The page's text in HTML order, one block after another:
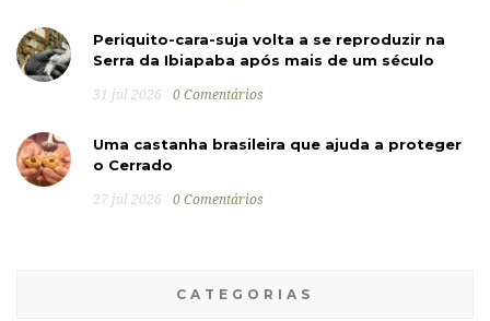
Periquito-cara-suja volta a se reproduzir na
Serra da Ibiapaba após mais de um século
31 jul 2026 0 Comentários
Uma castanha brasileira que ajuda a proteger
o Cerrado
27 jul 2026 0 Comentários
CATEGORIAS